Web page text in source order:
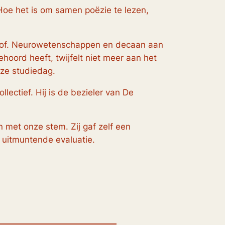
het is om samen poëzie te lezen,
Neurowetenschappen en decaan aan
heeft, twijfelt niet meer aan het
studiedag.
Hij is de bezieler van De
met onze stem. Zij gaf zelf een
evaluatie.